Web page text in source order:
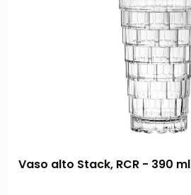
Vaso alto Stack, RCR - 390 ml